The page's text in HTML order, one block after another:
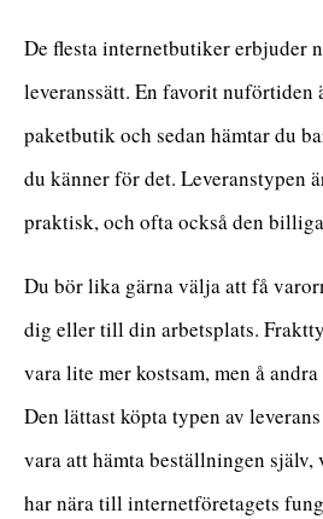
De flesta internetbutiker erbjuder
leveranssätt. En favorit nuförtiden
paketbutik och sedan hämtar du
du känner för det. Leveranstypen
praktisk, och ofta också den
Du bör lika gärna välja att få
dig eller till din arbetsplats.
vara lite mer kostsam, men å
Den lättast köpta typen av
vara att hämta beställningen
har nära till internetföretagets